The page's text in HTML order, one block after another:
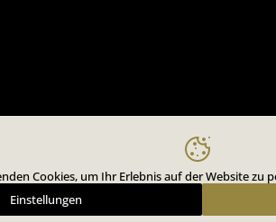
Cookies, um Ihr Erlebnis auf der Website zu
Einstellungen